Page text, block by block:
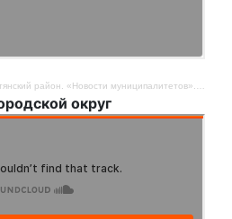
район. «Новости муниципалитетов». 4 августа
округ